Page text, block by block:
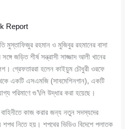
Report
মুস্তাফিজুর রহমান ও মুজিবুর রহমানের বাসা
জড়িত শীর্ষ সন্ত্রাসী সাজ্জাদ আলী খানের
গ্রেফতাররা হলেন কাইয়ুম চৌধুরী ওরফে
একটি এসএমজি (সাবমেশিনগান), একটি
পরিমাণে গু’\লি উদ্ধার করা হয়েছে।
কাজ করার জন্য নতুন সদস্যদের
নিতে হয়। শপথের ভিডিও বিদেশে পলাতক